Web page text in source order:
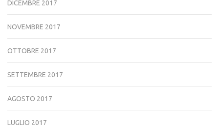
DICEMBRE 2017
NOVEMBRE 2017
OTTOBRE 2017
SETTEMBRE 2017
AGOSTO 2017
LUGLIO 2017